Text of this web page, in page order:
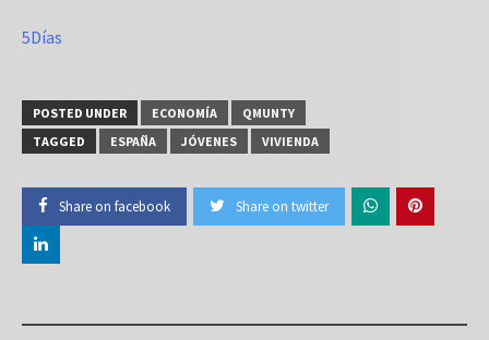
5Días
POSTED UNDER ECONOMÍA
QMUNTY
TAGGED
ESPAÑA JÓVENES VIVIENDA
Share on facebook Share on twitter